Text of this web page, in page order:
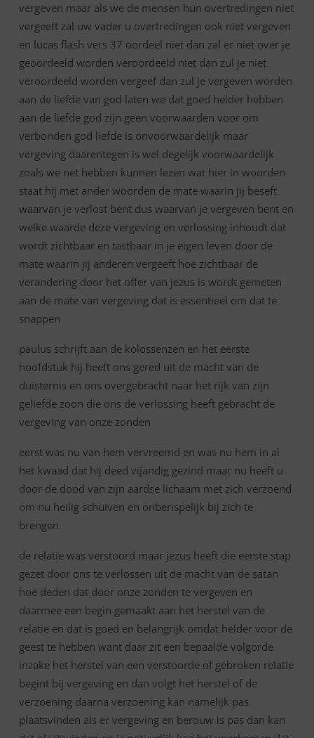
vergeven maar als we de mensen hun overtredingen niet
vergeeft zal uw vader u overtredingen ook niet vergeven
en lucas flash vers 37 oordeel niet dan zal er niet over je
geoordeeld worden veroordeeld niet dan zul je niet
veroordeeld worden vergeef dan zul je vergeven worden
aan de liefde van god laten we dat goed helder hebben
aan de liefde god zijn geen voorwaarden voor om
verbonden god liefde is onvoorwaardelijk maar
vergeving daarentegen is wel degelijk voorwaardelijk
zoals we net hebben kunnen lezen wat hier in woorden
staat hij met ander woorden de mate waarin jij beseft
waarvan je verlost bent dus waarvan je vergeven bent en
welke waarde deze vergeving en verlossing inhoudt dat
wordt zichtbaar en tastbaar in je eigen leven door de
mate waarin jij anderen vergeeft hoe zichtbaar de
verandering door het offer van jezus is wordt gemeten
aan de mate van vergeving dat is essentieel om dat te
snappen
paulus schrijft aan de kolossenzen en het eerste
hoofdstuk hij heeft ons gered uit de macht van de
duisternis en ons overgebracht naar het rijk van zijn
geliefde zoon die ons de verlossing heeft gebracht de
vergeving van onze zonden
eerst was nu van hem vervreemd en was nu hem in al
het kwaad dat hij deed vijandig gezind maar nu heeft u
door de dood van zijn aardse lichaam met zich verzoend
om nu heilig schuiven en onberispelijk bij zich te
brengen
de relatie was verstoord maar jezus heeft die eerste stap
gezet door ons te verlossen uit de macht van de satan
hoe deden dat door onze zonden te vergeven en
daarmee een begin gemaakt aan het herstel van de
relatie en dat is goed en belangrijk omdat helder voor de
geest te hebben want daar zit een bepaalde volgorde
inzake het herstel van een verstoorde of gebroken relatie
begint bij vergeving en dan volgt het herstel of de
verzoening daarna verzoening kan namelijk pas
plaatsvinden als er vergeving en berouw is pas dan kan